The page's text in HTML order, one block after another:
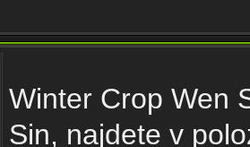
Winter Crop Wen
Sin, najdete v